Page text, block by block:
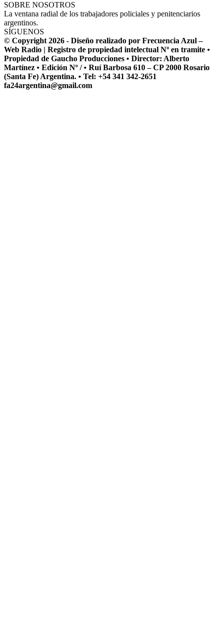
SOBRE NOSOTROS
La ventana radial de los trabajadores policiales y penitenciarios
argentinos.
SÍGUENOS
© Copyright 2026 - Diseño realizado por Frecuencia Azul –
Web Radio | Registro de propiedad intelectual Nº en tramite •
Propiedad de Gaucho Producciones • Director: Alberto
Martínez • Edición Nº / • Ruí Barbosa 610 – CP 2000 Rosario
(Santa Fe) Argentina. • Tel: +54 341 342-2651
fa24argentina@gmail.com